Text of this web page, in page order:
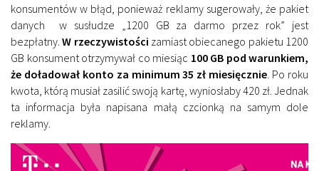
konsumentów w błąd, ponieważ reklamy sugerowały, że pakiet
danych w susłudze „1200 GB za darmo przez rok” jest
bezpłatny.W rzeczywistości zamiast obiecanego pakietu 1200
GB konsument otrzymywał co miesiąc 100 GB pod warunkiem,
że doładował konto za minimum 35 zł miesięcznie . Po roku
kwota, którą musiał zasilić swoją kartę, wyniosłaby 420 zł. Jednak
ta informacja była napisana małą czcionką na samym dole
reklamy.